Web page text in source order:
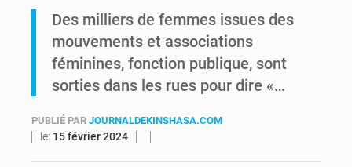
RDC : Raïssa Malu lance les préparatifs d’une Table ronde nationale sur l’éducation inclusive des enfants handicapés
Des milliers de femmes issues des
mouvements et associations
féminines, fonction publique, sont
sorties dans les rues pour dire «…
PUBLIÉ PAR JOURNALDEKINSHASA.COM
le: 15 février 2024